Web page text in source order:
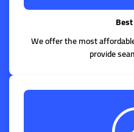
We offer the most
provide